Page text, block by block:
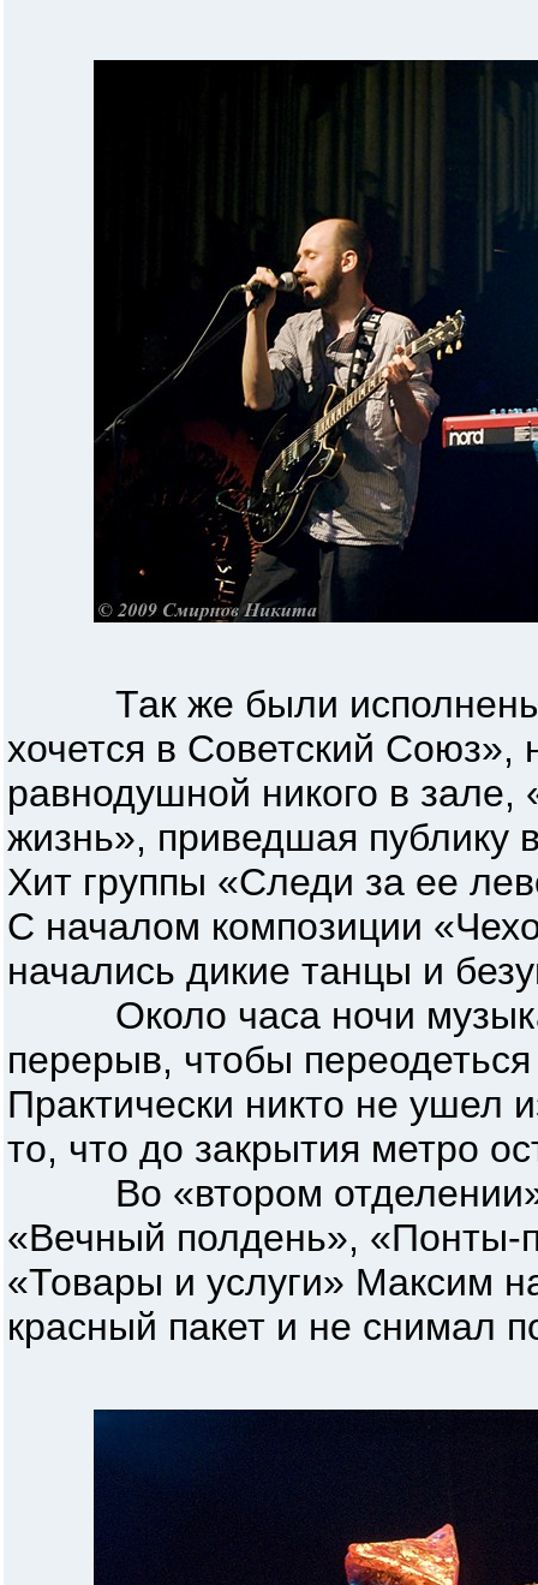
Так же были исполнены
хочется в Советский Союз»,
равнодушной никого в зале,
жизнь», приведшая публику
Хит группы «Следи за ее
С началом композиции
начались дикие танцы и
Около часа ночи
перерыв, чтобы
Практически никто не ушел
то, что до закрытия метро
Во «втором отделении»
«Вечный полдень», «Понты-
«Товары и услуги» Максим
красный пакет и не снимал